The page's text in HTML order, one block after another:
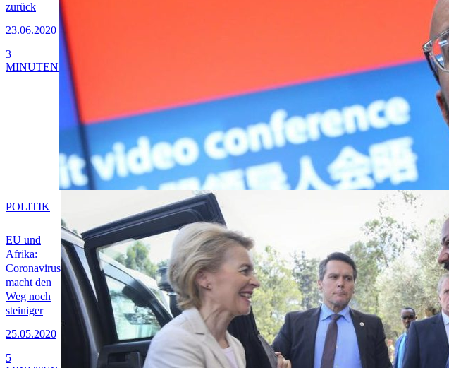
zurück
23.06.2020
3
MINUTEN
EU und
Afrika:
Coronavirus
macht den
Weg noch
steiniger
25.05.2020
POLITIK
5